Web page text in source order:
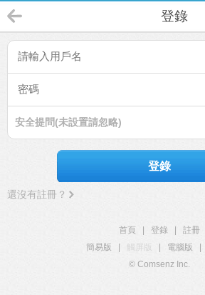
登錄
安全提問(未設置請忽略)
登錄
還沒有註冊？
首頁 登錄
註冊
簡易版
觸屏版 電腦版
© Comsenz Inc.